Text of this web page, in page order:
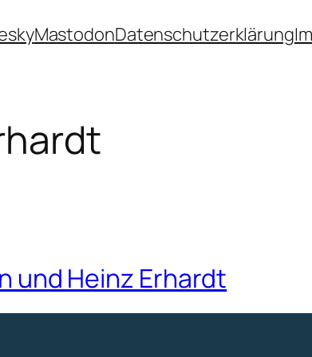
MastodonDatenschutzerklärung
und Heinz Erhardt